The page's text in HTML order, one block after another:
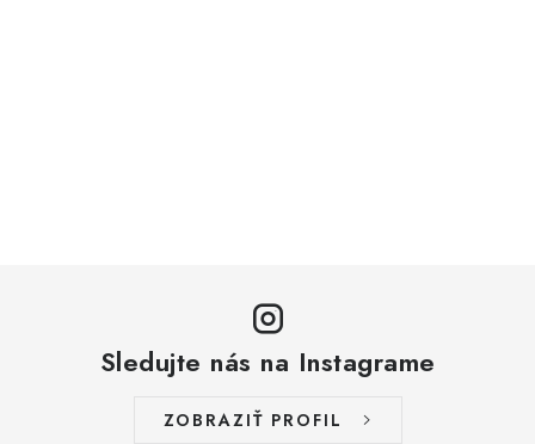
Sledujte nás na Instagrame
ZOBRAZIŤ PROFIL